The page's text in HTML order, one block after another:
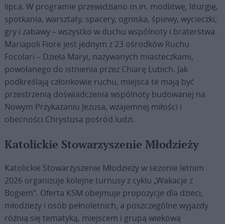
lipca. W programie przewidziano m.in. modlitwę, liturgię,
spotkania, warsztaty, spacery, ogniska, śpiewy, wycieczki,
gry i zabawy – wszystko w duchu wspólnoty i braterstwa.
Mariapoli Fiore jest jednym z 23 ośrodków Ruchu
Focolari – Dzieła Maryi, nazywanych miasteczkami,
powołanego do istnienia przez Chiarę Lubich. Jak
podkreślają członkowie ruchu, miejsca te mają być
przestrzenią doświadczenia wspólnoty budowanej na
Nowym Przykazaniu Jezusa, wzajemnej miłości i
obecności Chrystusa pośród ludzi.
Katolickie Stowarzyszenie Młodzieży
Katolickie Stowarzyszenie Młodzieży w sezonie letnim
2026 organizuje kolejne turnusy z cyklu „Wakacje z
Bogiem”. Oferta KSM obejmuje propozycje dla dzieci,
młodzieży i osób pełnoletnich, a poszczególne wyjazdy
różnią się tematyką, miejscem i grupą wiekową